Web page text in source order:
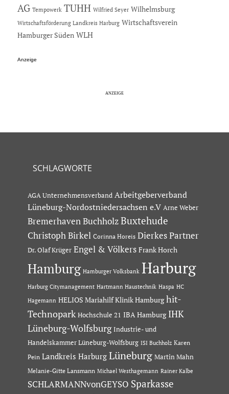
AG Tempowerk TUHH Wilfried Seyer Wilhelmsburg
Wirtschaftsförderung Landkreis Harburg Wirtschaftsverein
Hamburger Süden WLH
Anzeige
SCHLAGWORTE
AGA Unternehmensverband Arbeitgeberverband
Lüneburg-Nordostniedersachsen e.V Arne Weber
Bremerhaven Buchholz Buxtehude
Christoph Birkel Corinna Horeis Dierkes Partner
Dr. Olaf Krüger Engel & Völkers Frank Horch
Hamburg Hamburger Volksbank Harburg
Harburg Citymanagement Hartmann Haustechnik Haspa HC
Hagemann HELIOS Mariahilf Klinik Hamburg hit-
Technopark Hochschule 21 IBA Hamburg IHK
Lüneburg-Wolfsburg Industrie- und
Handelskammer Lüneburg-Wolfsburg ISI Buchholz Karen
Pein Landkreis Harburg Lüneburg Martin Mahn
Melanie-Gitte Lansmann Michael Westhagemann Rainer Kalbe
SCHLARMANNvonGEYSO Sparkasse